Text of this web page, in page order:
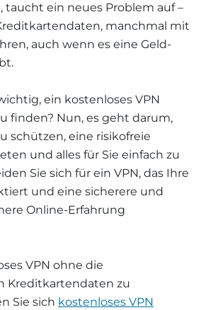
taucht ein neues Problem auf –
manchmal mit
auch wenn es eine Geld-
ein kostenloses VPN
finden? Nun, es geht darum,
schützen, eine risikofreie
und alles für Sie einfach zu
Sie sich für ein VPN, das Ihre
und eine sicherere und
Online-Erfahrung
VPN ohne die
Kreditkartendaten zu
Sie sich kostenloses VPN